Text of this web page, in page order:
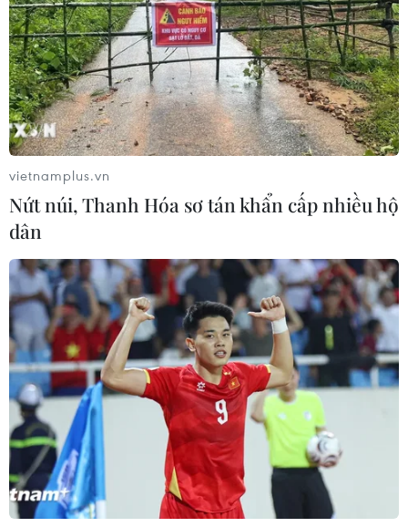
vietnamplus.vn
Nứt núi, Thanh Hóa sơ tán khẩn cấp nhiều hộ
dân